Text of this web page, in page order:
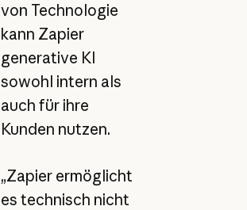
von Technologie
kann Zapier
generative KI
sowohl intern als
auch für ihre
Kunden nutzen.
„Zapier ermöglicht
es technisch nicht